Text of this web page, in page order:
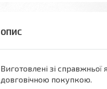
Виготовлені зі
довговічною покупкою.